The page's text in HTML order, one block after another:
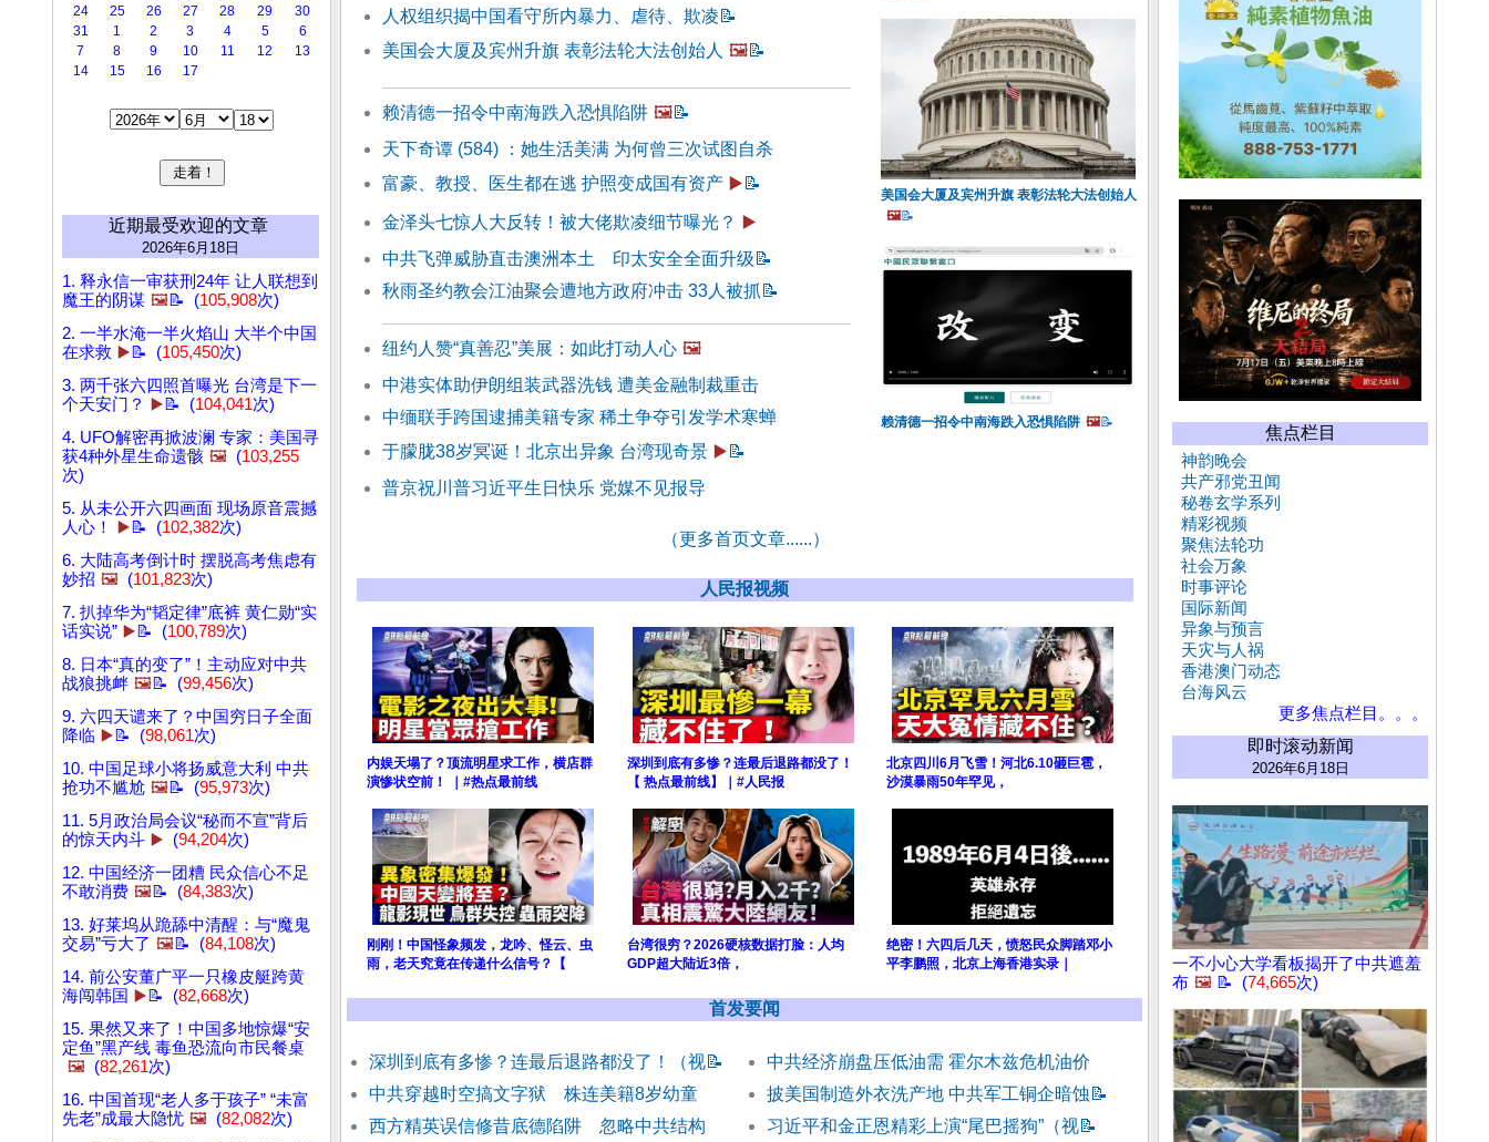
24
25 26 27 28 29
30
31
1 2 3 4 5
6
7
8 9 10 11 12
13
14
15 16 17
近期最受欢迎的文章
2026年6月18日
1. 释永信一审获刑24年 让人联想到
魔王的阴谋 🖼️📝 (105,908次)
2. 一半水淹一半火焰山 大半个中国
在求救 ▶️📝 (105,450次)
3. 两千张六四照首曝光 台湾是下一
个天安门？
▶️📝 (104,041次)
4. UFO解密再掀波澜 专家：美国寻
获4种外星生命遗骸 🖼️ (103,255
次)
5. 从未公开六四画面 现场原音震撼
人心！
▶️📝 (102,382次)
6. 大陆高考倒计时 摆脱高考焦虑有
妙招 🖼️ (101,823次)
7. 扒掉华为“韬定律”底裤 黄仁勋“实
话实说” ▶️📝 (100,789次)
8. 日本“真的变了”！主动应对中共
战狼挑衅 🖼️📝 (99,456次)
9. 六四天谴来了？中国穷日子全面
降临 ▶️📝 (98,061次)
10. 中国足球小将扬威意大利 中共
抢功不尴尬 🖼️📝 (95,973次)
11. 5月政治局会议“秘而不宣”背后
的惊天内斗 ▶️ (94,204次)
12. 中国经济一团糟 民众信心不足
不敢消费 🖼️📝 (84,383次)
13. 好莱坞从跪舔中清醒：与“魔鬼
交易”亏大了 🖼️📝 (84,108次)
14. 前公安董广平一只橡皮艇跨黄
海闯韩国 ▶️📝 (82,668次)
15. 果然又来了！中国多地惊爆“安
定鱼”黑产线 毒鱼恐流向市民餐桌
🖼️ (82,261次)
16. 中国首现“老人多于孩子” “未富
先老”成最大隐忧 🖼️ (82,082次)
人权组织揭中国看守所内暴力、虐待、欺凌 📝
美国会大厦及宾州升旗 表彰法轮大法创始人 🖼️📝
赖清德一招令中南海跌入恐惧陷阱 🖼️📝
天下奇谭 (584) ：她生活美满 为何曾三次试图自杀
富豪、教授、医生都在逃 护照变成国有资产 ▶️ 📝
金泽头七惊人大反转！被大佬欺凌细节曝光？ ▶️
中共飞弹威胁直击澳洲本土 印太安全全面升级 📝
秋雨圣约教会江油聚会遭地方政府冲击 33人被抓 📝
纽约人赞“真善忍”美展：如此打动人心 🖼️
中港实体助伊朗组装武器洗钱 遭美金融制裁重击
中缅联手跨国逮捕美籍专家 稀土争夺引发学术寒蝉
于朦胧38岁冥诞！北京出异象 台湾现奇景 ▶️ 📝
普京祝川普习近平生日快乐 党媒不见报导
（更多首页文章......）
美国会大厦及宾州升旗 表彰法轮大法创始人
🖼️📝
赖清德一招令中南海跌入恐惧陷阱 🖼️📝
人民报视频
内娱天塌了？顶流明星求工作，横店群
演惨状空前！ ｜#热点最前线
深圳到底有多惨？连最后退路都没了！
【 热点最前线】｜#人民报
北京四川6月飞雪！河北6.10砸巨雹，
沙漠暴雨50年罕见，
刚刚！中国怪象频发，龙吟、怪云、虫
雨，老天究竟在传递什么信号？【
台湾很穷？2026硬核数据打脸：人均
GDP超大陆近3倍，
绝密！六四后几天，愤怒民众脚踏邓小
平李鹏照，北京上海香港实录｜
首发要闻
深圳到底有多惨？连最后退路都没了！（视📝
中共穿越时空搞文字狱 株连美籍8岁幼童
西方精英误信修昔底德陷阱 忽略中共结构
中共经济崩盘压低油需 霍尔木兹危机油价
披美国制造外衣洗产地 中共军工铜企暗蚀 📝
习近平和金正恩精彩上演“尾巴摇狗”（视📝
焦点栏目
神韵晚会
共产邪党丑闻
秘卷玄学系列
精彩视频
聚焦法轮功
社会万象
时事评论
国际新闻
异象与预言
天灾与人祸
香港澳门动态
台海风云
更多焦点栏目。。。
即时滚动新闻
2026年6月18日
一不小心大学看板揭开了中共遮羞
布 🖼️ 📝 (74,665次)